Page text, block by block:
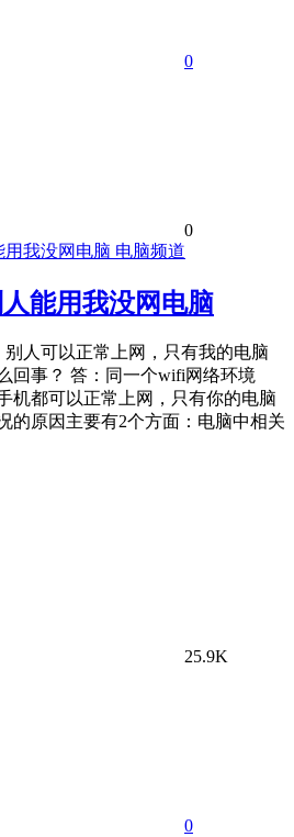
0
0
电脑频道
能用我没网电脑
人可以正常上网，只有我的电脑
回事？ 答：同一个wifi网络环境
机都可以正常上网，只有你的电脑
的原因主要有2个方面：电脑中相关
25.9K
0